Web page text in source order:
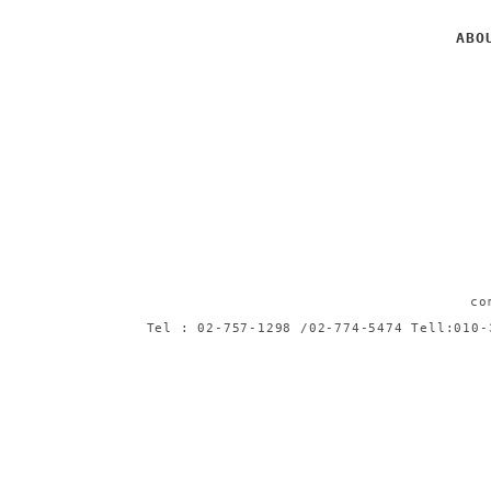
Tel : 02-757-1298 /02-774-5474